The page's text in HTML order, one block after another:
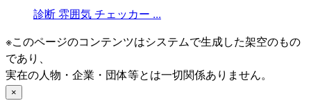
診断雰囲気チェッカー ...
※このページのコンテンツはシステムで生成した架空のもの
であり、
実在の人物・企業・団体等とは一切関係ありません。
×